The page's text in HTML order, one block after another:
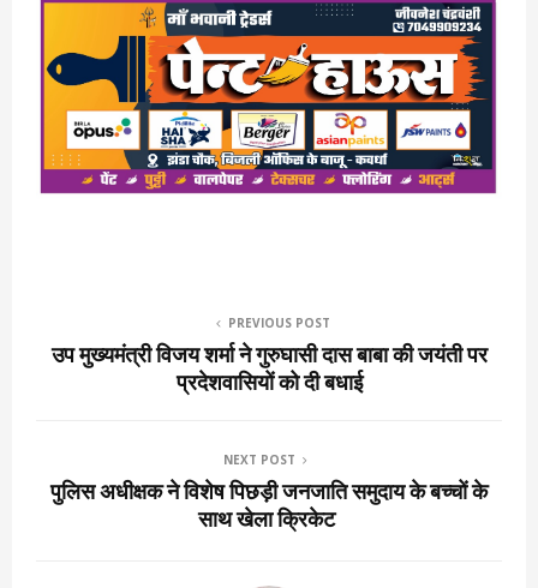
PREVIOUS POST
उप मुख्यमंत्री विजय शर्मा ने गुरुघासी दास बाबा की जयंती पर
प्रदेशवासियों को दी बधाई
NEXT POST
पुलिस अधीक्षक ने विशेष पिछड़ी जनजाति समुदाय के बच्चों के
साथ खेला क्रिकेट